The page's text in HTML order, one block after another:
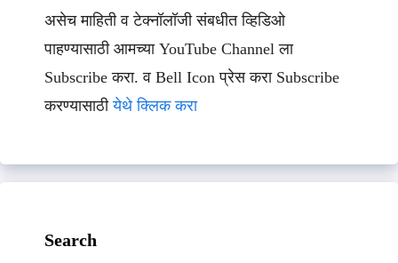
असेच माहिती व टेक्नॉलॉजी संबधीत व्हिडिओ
पाहण्यासाठी आमच्या YouTube Channel ला
Subscribe करा. व Bell Icon प्रेस करा Subscribe
करण्यासाठीयेथे क्लिक करा
Search